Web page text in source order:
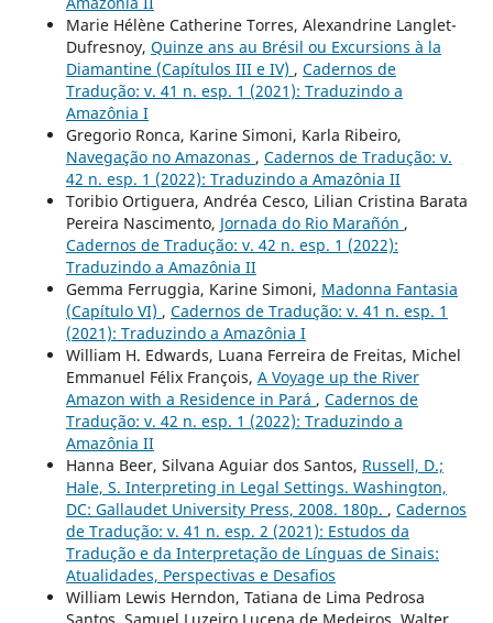
Marie Hélène Catherine Torres, Alexandrine Langlet-
Dufresnoy, Quinze ans au Brésil ou Excursions à la
Diamantine (Capítulos III e IV) , Cadernos de
Tradução: v. 41 n. esp. 1 (2021): Traduzindo a
Amazônia I
Gregorio Ronca, Karine Simoni, Karla Ribeiro,
Navegação no Amazonas , Cadernos de Tradução: v.
42 n. esp. 1 (2022): Traduzindo a Amazônia II
Toribio Ortiguera, Andréa Cesco, Lilian Cristina Barata
Pereira Nascimento, Jornada do Rio Marañón ,
Cadernos de Tradução: v. 42 n. esp. 1 (2022):
Traduzindo a Amazônia II
Gemma Ferruggia, Karine Simoni, Madonna Fantasia
(Capítulo VI) , Cadernos de Tradução: v. 41 n. esp. 1
(2021): Traduzindo a Amazônia I
William H. Edwards, Luana Ferreira de Freitas, Michel
Emmanuel Félix François, A Voyage up the River
Amazon with a Residence in Pará , Cadernos de
Tradução: v. 42 n. esp. 1 (2022): Traduzindo a
Amazônia II
Hanna Beer, Silvana Aguiar dos Santos, Russell, D.;
Hale, S. Interpreting in Legal Settings. Washington,
DC: Gallaudet University Press, 2008. 180p. , Cadernos
de Tradução: v. 41 n. esp. 2 (2021): Estudos da
Tradução e da Interpretação de Línguas de Sinais:
Atualidades, Perspectivas e Desafios
William Lewis Herndon, Tatiana de Lima Pedrosa